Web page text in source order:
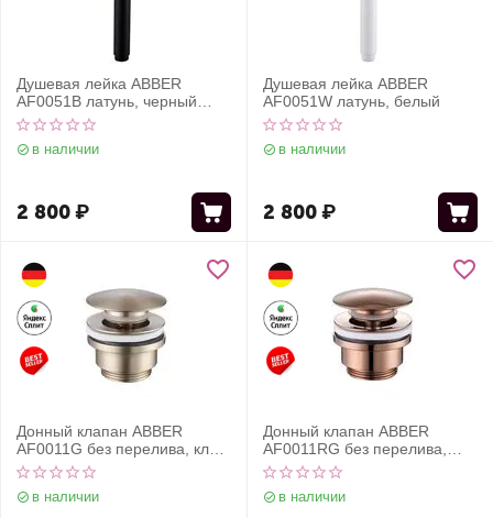
Душевая лейка ABBER
AF0051B латунь, черный
матовый
в наличии
2 800₽
Душевая лейка ABBER
AF0051W латунь, белый
в наличии
2 800₽
Донный клапан ABBER
AF0011G без перелива, клик-
клак, золото матовое
в наличии
Донный клапан ABBER
AF0011RG без перелива,
клик-клак, розовое золото
в наличии